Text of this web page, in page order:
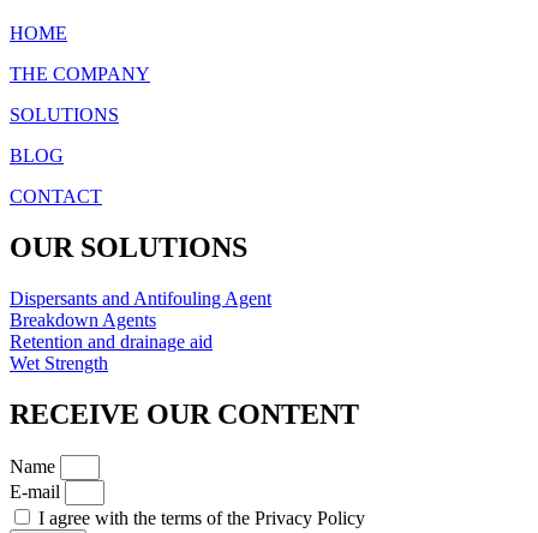
HOME
THE COMPANY
SOLUTIONS
BLOG
CONTACT
OUR SOLUTIONS
Dispersants and Antifouling Agent
Breakdown Agents
Retention and drainage aid
Wet Strength
RECEIVE OUR CONTENT
Name
E-mail
I agree with the terms of the Privacy Policy